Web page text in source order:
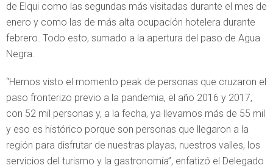
de Elqui como las segundas más visitadas durante el mes de
enero y como las de más alta ocupación hotelera durante
febrero. Todo esto, sumado a la apertura del paso de Agua
Negra.
“Hemos visto el momento peak de personas que cruzaron el
paso fronterizo previo a la pandemia, el año 2016 y 2017,
con 52 mil personas y, a la fecha, ya llevamos más de 55 mil
y eso es histórico porque son personas que llegaron a la
región para disfrutar de nuestras playas, nuestros valles, los
servicios del turismo y la gastronomía”, enfatizó el Delegado